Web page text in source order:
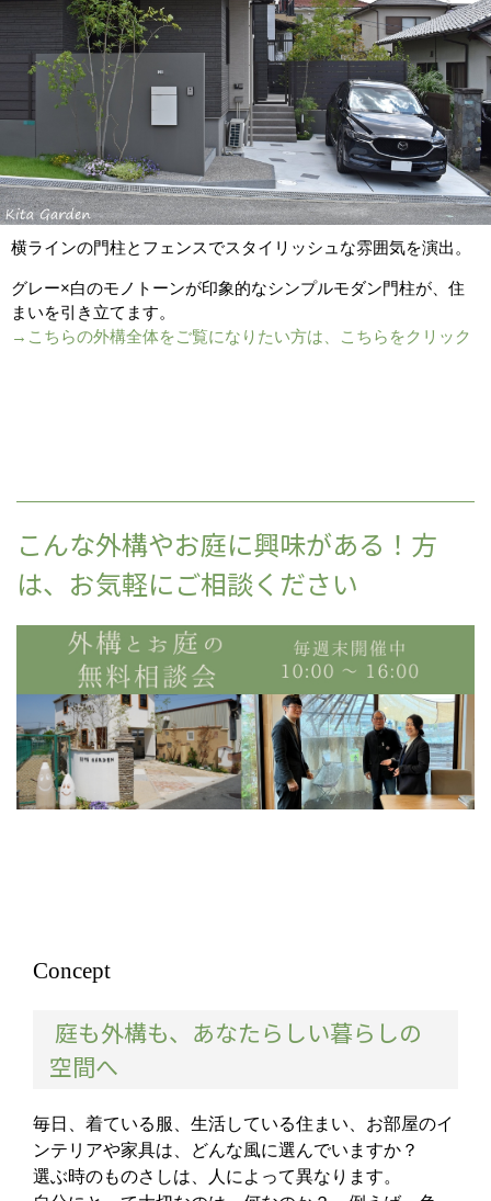
横ラインの門柱とフェンスでスタイリッシュな雰囲気を演出。
グレー×白のモノトーンが印象的なシンプルモダン門柱が、住
まいを引き立てます。
→こちらの外構全体をご覧になりたい方は、こちらをクリック
こんな外構やお庭に興味がある！方
は、お気軽にご相談ください
Concept
庭も外構も、あなたらしい暮らしの
空間へ
毎日、着ている服、生活している住まい、お部屋のイ
ンテリアや家具は、どんな風に選んでいますか？
選ぶ時のものさしは、人によって異なります。